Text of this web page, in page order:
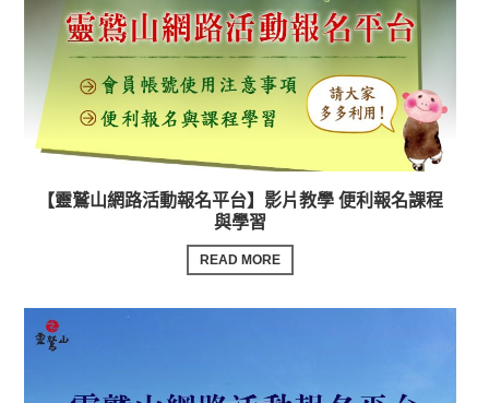
【靈鷲山網路活動報名平台】影片教學 便利報名課程
與學習
READ MORE